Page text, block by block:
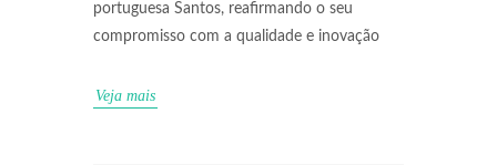
portuguesa Santos, reafirmando o seu
compromisso com a qualidade e inovação
Veja mais